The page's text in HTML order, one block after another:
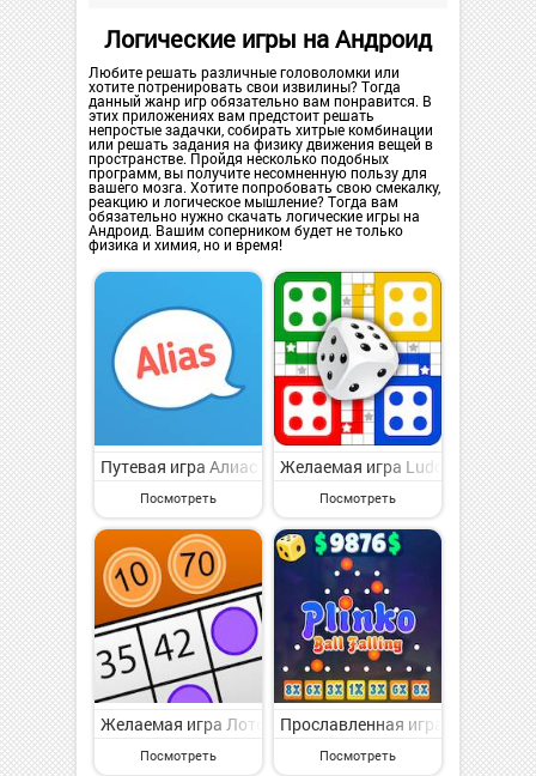
Логические игры на Андроид
Любите решать различные головоломки или
хотите потренировать свои извилины? Тогда
данный жанр игр обязательно вам понравится. В
этих приложениях вам предстоит решать
непростые задачки, собирать хитрые комбинации
или решать задания на физику движения вещей в
пространстве. Пройдя несколько подобных
программ, вы получите несомненную пользу для
вашего мозга. Хотите попробовать свою смекалку,
реакцию и логическое мышление? Тогда вам
обязательно нужно скачать логические игры на
Андроид. Вашим соперником будет не только
физика и химия, но и время!
Путевая игра Алиас на Андроид - симпатичная
Посмотреть
Желаемая игра Ludo offline на
Посмотреть
Желаемая игра Лото Онлайн на Андроид -
Посмотреть
Прославленная игра Plinko :
Посмотреть